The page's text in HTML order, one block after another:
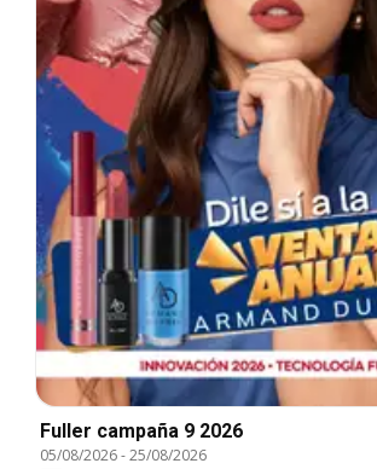
Fuller campaña 9 2026
05/08/2026-25/08/2026